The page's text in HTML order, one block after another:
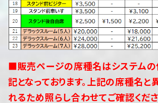
■販売ページの席種名はシステムの
記となっております。上記の席種名と
れるため照らし合わせてご確認くださ